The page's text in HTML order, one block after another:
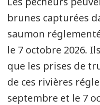
brunes capturées
saumon
le 7 octobre 2026.
que les prises de
de ces rivières
septembre et le 7